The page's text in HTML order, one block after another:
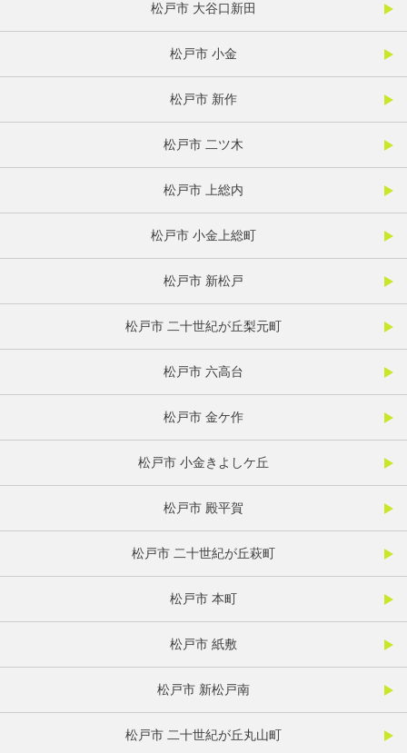
松戸市 大谷口新田
松戸市 小金
松戸市 新作
松戸市 二ツ木
松戸市 上総内
松戸市 小金上総町
松戸市 新松戸
松戸市 二十世紀が丘梨元町
松戸市 六高台
松戸市 金ケ作
松戸市 小金きよしケ丘
松戸市 殿平賀
松戸市 二十世紀が丘萩町
松戸市 本町
松戸市 紙敷
松戸市 新松戸南
松戸市 二十世紀が丘丸山町